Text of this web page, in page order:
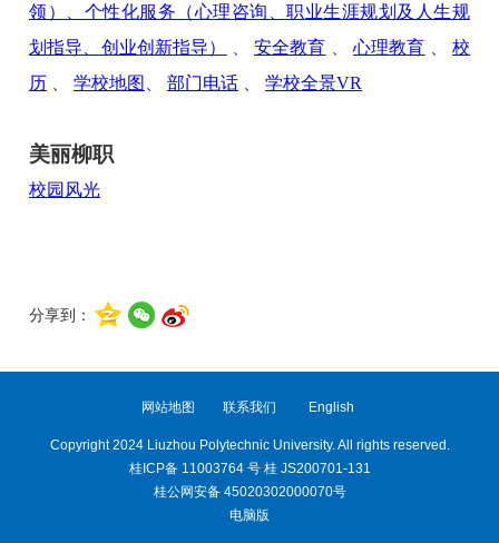
领）、个性化服务（心理咨询、职业生涯规划及人生规
划指导、创业创新指导）
安全教育 心理教育
校
历
学校地图 部门电话 学校全景VR
美丽柳职
校园风光
分享到：
网站地图 联系我们 English
Copyright 2024 Liuzhou Polytechnic University. All rights reserved.
桂ICP备 11003764 号 桂 JS200701-131
桂公网安备 45020302000070号
电脑版